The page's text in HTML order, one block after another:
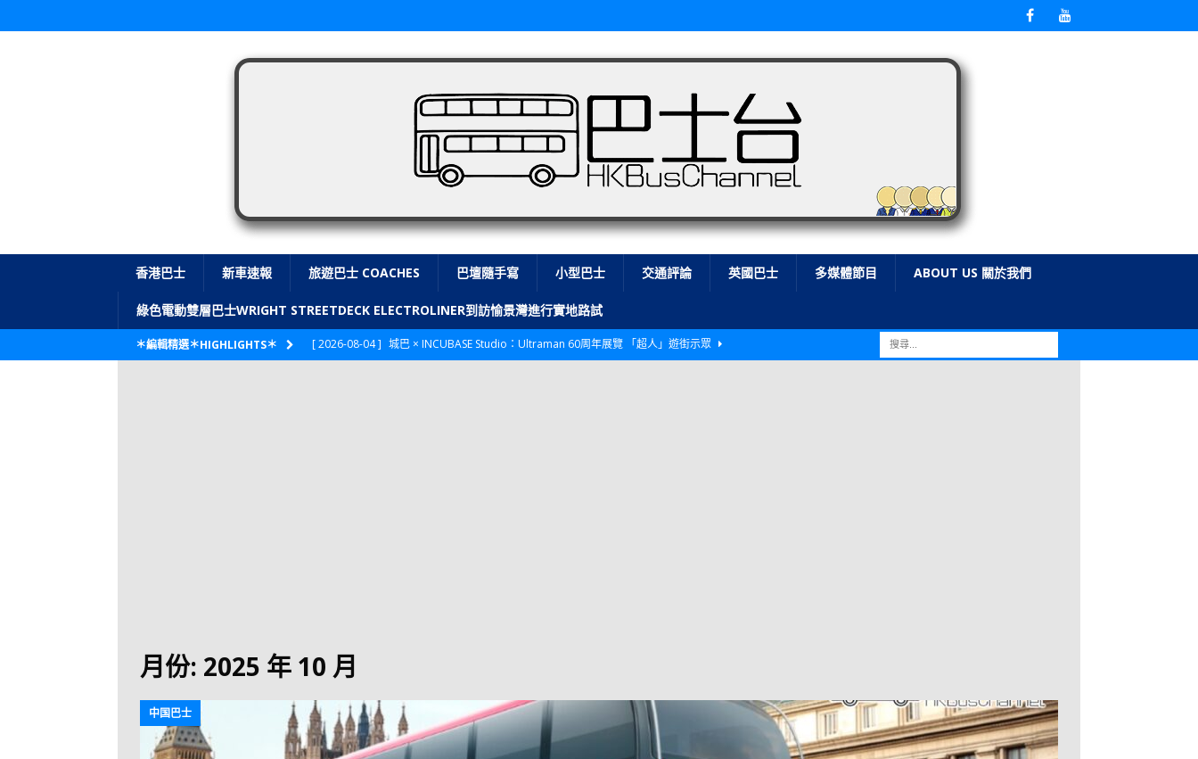
香港巴士 新車速報 旅遊巴士 COACHES 巴壇隨手寫 小型巴士 交通評論 英國巴士 多媒體節目 ABOUT US 關於我們
綠色電動雙層巴士WRIGHT STREETDECK ELECTROLINER到訪愉景灣進行實地路試
＊編輯精選＊HIGHLIGHTS＊ [ 2026-08-04 ] 城巴 × INCUBASE Studio：Ultraman 60周年展覽 「超人」遊街示眾
[ 2026-06-24 ]
[ 2026-06-23 ]
【纜車】昂坪360正式開展20周年慶典 玩轉「日與夜」好時光
MTR 港
鐵
月份: 2025 年 10 月
中国巴士